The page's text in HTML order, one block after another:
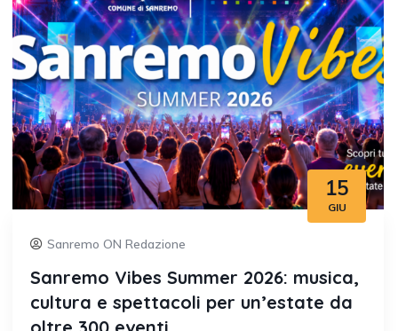
15
GIU
Sanremo ON Redazione
Sanremo Vibes Summer 2026: musica,
cultura e spettacoli per un’estate da